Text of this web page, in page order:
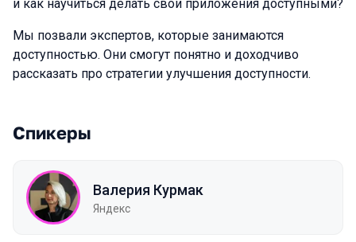
и как научиться делать свои приложения доступными?
Мы позвали экспертов, которые занимаются
доступностью. Они смогут понятно и доходчиво
рассказать про стратегии улучшения доступности.
Спикеры
Валерия Курмак
Яндекс